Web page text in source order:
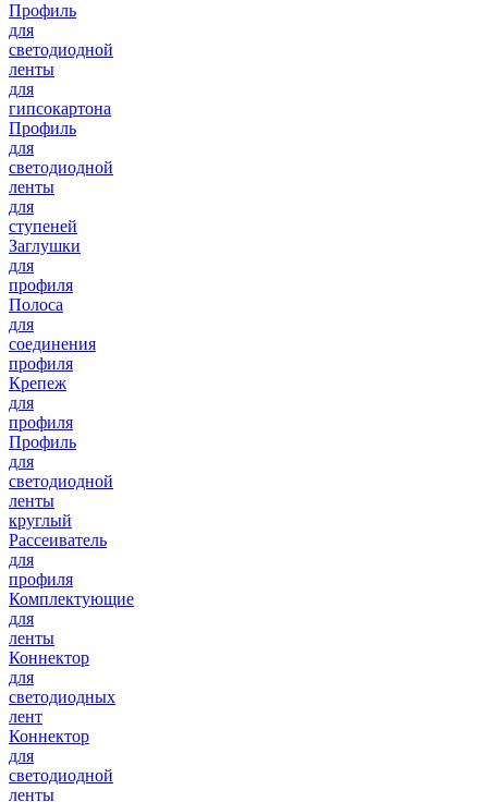
Профиль
для
светодиодной
ленты
для
гипсокартона
Профиль
для
светодиодной
ленты
для
ступеней
Заглушки
для
профиля
Полоса
для
соединения
профиля
Крепеж
для
профиля
Профиль
для
светодиодной
ленты
круглый
Рассеиватель
для
профиля
Комплектующие
для
ленты
Коннектор
для
светодиодных
лент
Коннектор
для
светодиодной
ленты